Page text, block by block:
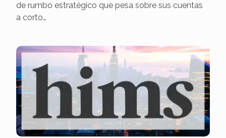
de rumbo estratégico que pesa sobre sus cuentas
a corto…